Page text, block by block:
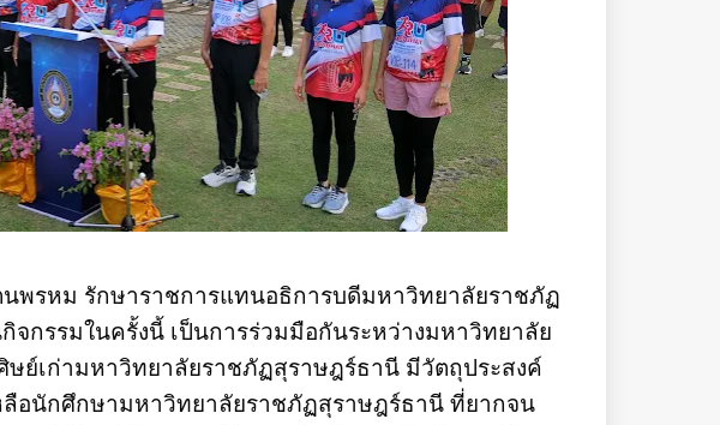
พรหม รักษาราชการแทนอธิการบดีมหาวิทยาลัยราชภัฏ
จกรรมในครั้งนี้ เป็นการร่วมมือกันระหว่างมหาวิทยาลัย
ย์เก่ามหาวิทยาลัยราชภัฏสุราษฎร์ธานี มีวัตถุประสงค์
อนักศึกษามหาวิทยาลัยราชภัฏสุราษฎร์ธานี ที่ยากจน